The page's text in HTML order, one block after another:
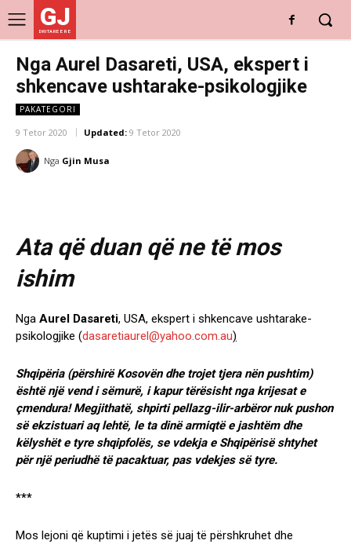
GJ
DRITARE E RE
Nga Aurel Dasareti, USA, ekspert i
shkencave ushtarake-psikologjike
PAKATEGORI
9 Tetor 2020 Updated: 9 Tetor 2020
Nga Gjin Musa
Ata që duan që ne të mos
ishim
Nga Aurel Dasareti, USA, ekspert i shkencave ushtarake-
psikologjike (dasaretiaurel@yahoo.com.au)
Shqipëria (përshirë Kosovën dhe trojet tjera nën pushtim)
është një vend i sëmurë, i kapur tërësisht nga krijesat e
çmendura! Megjithatë, shpirti pellazg-ilir-arbëror nuk pushon
së ekzistuari aq lehtë, le ta dinë armiqtë e jashtëm dhe
këlyshët e tyre shqipfolës, se vdekja e Shqipërisë shtyhet
për një periudhë të pacaktuar, pas vdekjes së tyre.
***
Mos lejoni që kuptimi i jetës së juaj të përshkruhet dhe